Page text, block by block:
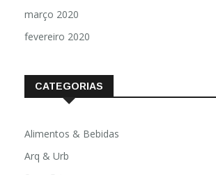
março 2020
fevereiro 2020
CATEGORIAS
Alimentos & Bebidas
Arq & Urb